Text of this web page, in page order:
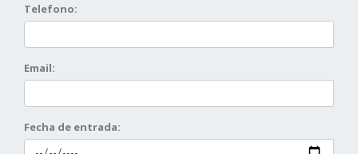
Telefono:
Email:
Fecha de entrada: